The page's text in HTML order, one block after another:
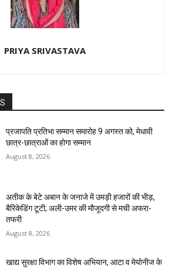
PRIYA SRIVASTAVA
प्रजापति प्रतिभा सम्मान समारोह 9 अगस्त को, मेधावी
छात्र-छात्राओं का होगा सम्मान
August 8, 2026
अतीक के बेटे अबान के जनाजे में उमड़ी हजारों की भीड़,
बैरिकेडिंग टूटी; अली-उमर की मौजूदगी से मची अफरा-
तफरी
August 8, 2026
खाद्य सुरक्षा विभाग का विशेष अभियान, आटा व मेयोनीज के